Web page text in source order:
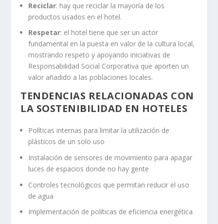
Reciclar: hay que reciclar la mayoría de los
productos usados en el hotel.
Respetar: el hotel tiene que ser un actor
fundamental en la puesta en valor de la cultura local,
mostrando respeto y apoyando iniciativas de
Responsabilidad Social Corporativa que aporten un
valor añadido a las poblaciones locales.
TENDENCIAS RELACIONADAS CON
LA SOSTENIBILIDAD EN HOTELES
Políticas internas para limitar la utilización de
plásticos de un solo uso
Instalación de sensores de movimiento para apagar
luces de espacios donde no hay gente
Controles tecnológicos que permitan reducir el uso
de agua
Implementación de políticas de eficiencia energética